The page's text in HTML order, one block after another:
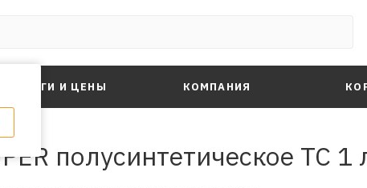
УСЛУГИ И ЦЕНЫ КОМПАНИЯ
полусинтетическое TC 1